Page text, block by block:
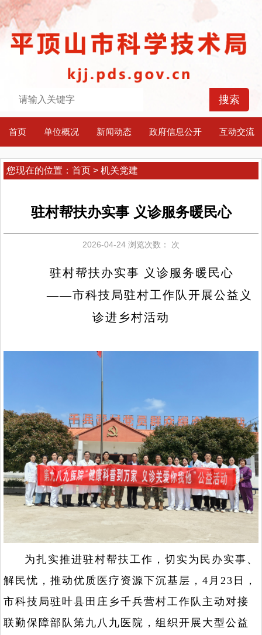
首页 单位概况 新闻动态 政府信息公开 互动交流
您现在的位置： 首页 > 机关党建
驻村帮扶办实事 义诊服务暖民心
2026-04-24 浏览次数： 次
驻村帮扶办实事 义诊服务暖民心
——市科技局驻村工作队开展公益义
诊进乡村活动
为扎实推进驻村帮扶工作，切实为民办实事、
解民忧，推动优质医疗资源下沉基层，4月23日，
市科技局驻叶县田庄乡千兵营村工作队主动对接
联勤保障部队第九八九医院，组织开展大型公益